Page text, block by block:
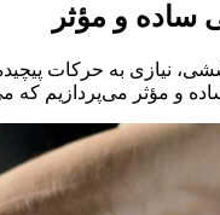
و مؤثر
نیازی به حرکات
می‌پردازیم که